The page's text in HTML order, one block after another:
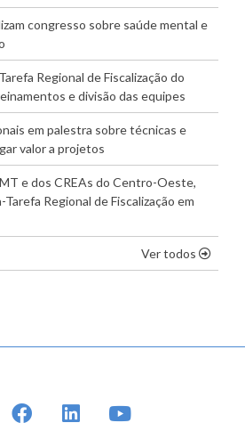
congresso sobre saúde mental e
Regional de Fiscalização do
e divisão das equipes
em palestra sobre técnicas e
valor a projetos
e dos CREAs do Centro-Oeste,
Regional de Fiscalização em
Ver todos os
FACEBOOKLINKEDIN